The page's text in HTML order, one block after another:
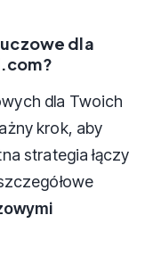
dla
dla Twoich
krok, aby
strategia łączy